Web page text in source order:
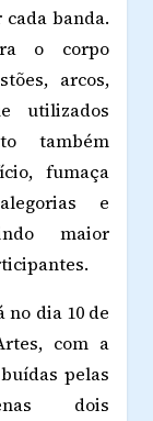
banda.
o corpo
arcos,
utilizados
também
fumaça
e
maior
no dia 10 de
com a
pelas
dois